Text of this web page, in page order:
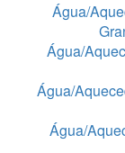
Água/
Água/
Água/
Água/